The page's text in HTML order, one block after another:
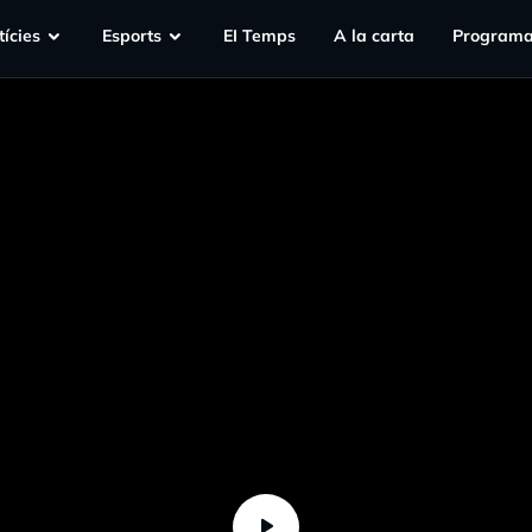
Esports EI Temps A la carta